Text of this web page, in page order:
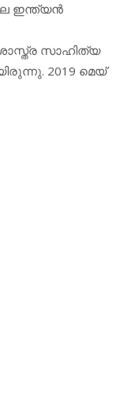
ഇന്ത്യന്‍
സാഹിത്യ
2019 മെയ്